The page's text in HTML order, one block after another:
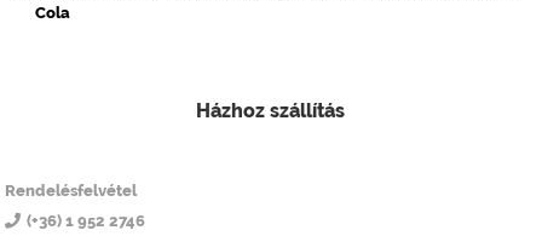
Cola
Házhoz szállítás
Rendelésfelvétel
(+36) 1 952 2746